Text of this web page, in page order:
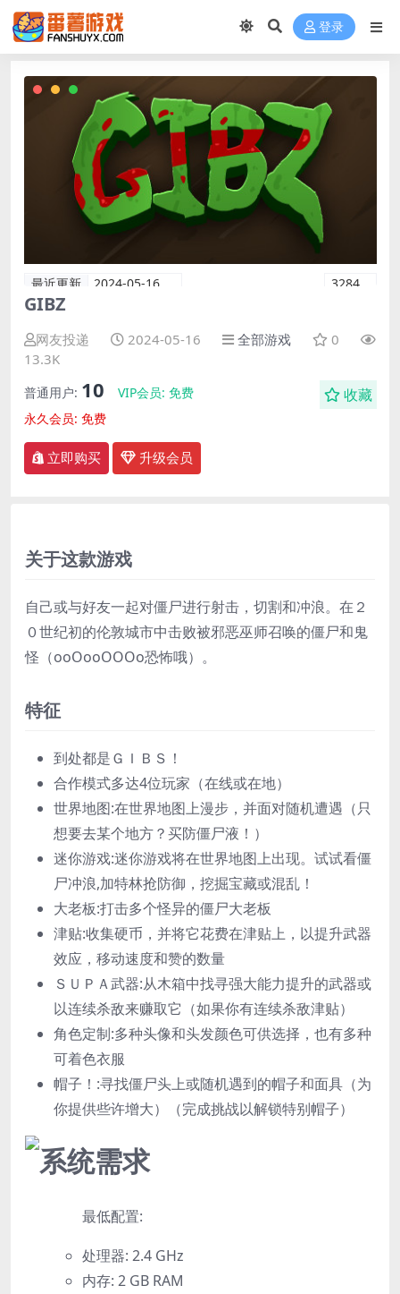
登录
最近更新 2024-05-16 3284
GIBZ
网友投递 2024-05-16 全部游戏
0
13.3K
普通用户: 10 VIP会员: 免费
永久会员: 免费
收藏
立即购买 升级会员
关于这款游戏
自己或与好友一起对僵尸进行射击，切割和冲浪。在２
０世纪初的伦敦城市中击败被邪恶巫师召唤的僵尸和鬼
怪（ooOooOOOo恐怖哦）。
特征
到处都是ＧＩＢＳ！
合作模式多达4位玩家（在线或在地）
世界地图:在世界地图上漫步，并面对随机遭遇（只
想要去某个地方？买防僵尸液！）
迷你游戏:迷你游戏将在世界地图上出现。试试看僵
尸冲浪,加特林抢防御，挖掘宝藏或混乱！
大老板:打击多个怪异的僵尸大老板
津贴:收集硬币，并将它花费在津贴上，以提升武器
效应，移动速度和赞的数量
ＳＵＰＡ武器:从木箱中找寻强大能力提升的武器或
以连续杀敌来赚取它（如果你有连续杀敌津贴）
角色定制:多种头像和头发颜色可供选择，也有多种
可着色衣服
帽子！:寻找僵尸头上或随机遇到的帽子和面具（为
你提供些许增大）（完成挑战以解锁特别帽子）
系统需求
最低配置:
处理器: 2.4 GHz
内存: 2 GB RAM